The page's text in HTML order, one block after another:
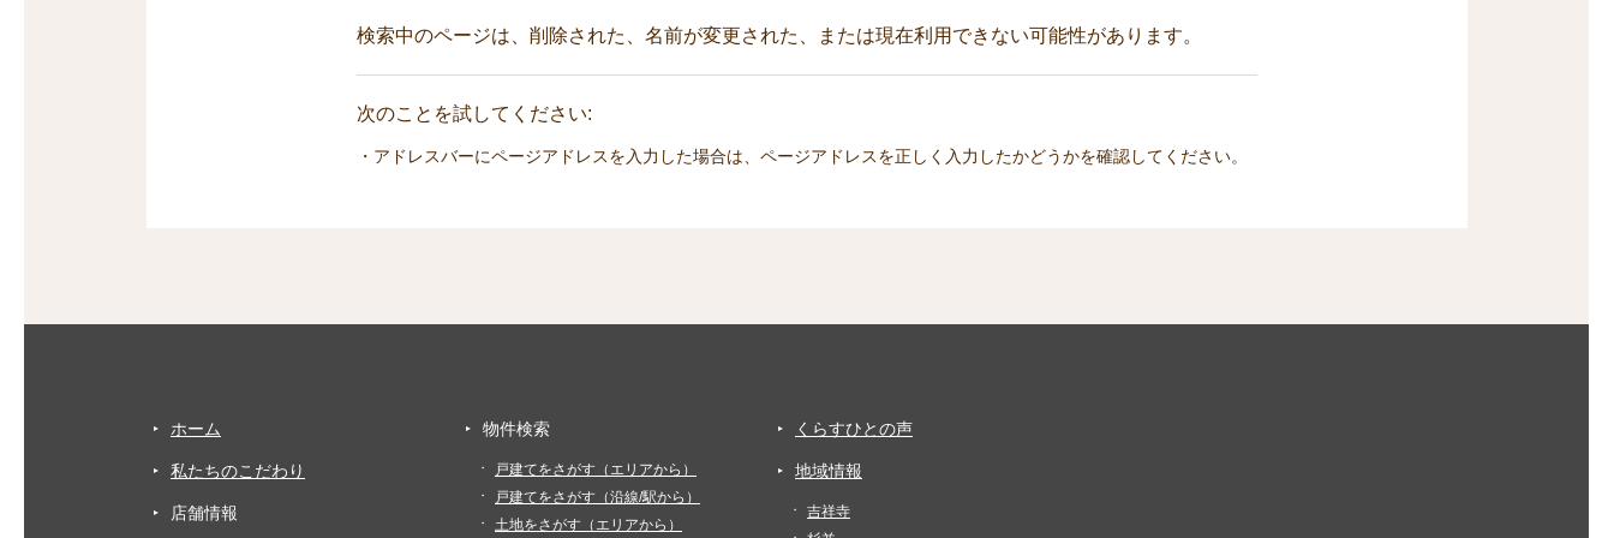
検索中のページは、削除された、名前が変更された、または現在利用できない可能性があります。
次のことを試してください:
・アドレスバーにページアドレスを入力した場合は、ページアドレスを正しく入力したかどうかを確認してください。
ホーム
私たちのこだわり
店舗情報
物件検索
戸建てをさがす（エリアから）
戸建てをさがす（沿線/駅から）
土地をさがす（エリアから）
くらすひとの声
地域情報
吉祥寺